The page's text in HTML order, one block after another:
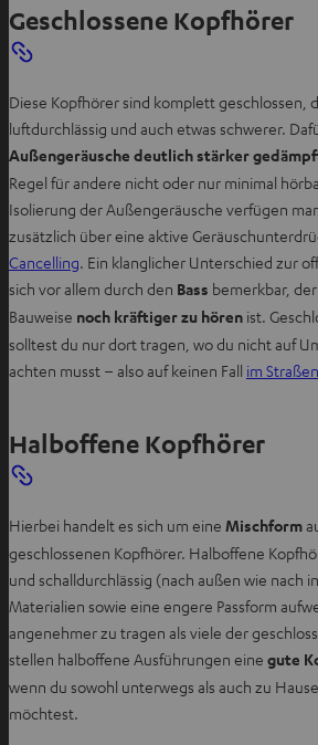
Geschlossene Kopfhörer
Diese Kopfhörer sind komplett geschlossen,
luftdurchlässig und auch etwas schwerer.
Außengeräusche deutlich stärker
Regel für andere nicht oder nur minimal
Isolierung der Außengeräusche verfügen
zusätzlich über eine aktive
Cancelling. Ein klanglicher Unterschied zur
sich vor allem durch den Bass bemerkbar,
Bauweise noch kräftiger zu hören ist.
solltest du nur dort tragen, wo du nicht auf
achten musst – also auf keinen Fall im
Halboffene Kopfhörer
Hierbei handelt es sich um eine Mischform
geschlossenen Kopfhörer. Halboffene
und schalldurchlässig (nach außen wie nach
Materialien sowie eine engere Passform
angenehmer zu tragen als viele der
stellen halboffene Ausführungen eine gute
wenn du sowohl unterwegs als auch zu
möchtest.